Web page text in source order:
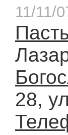
11/11/
28,